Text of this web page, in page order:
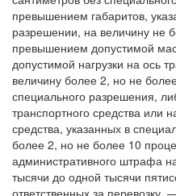
превышением габаритов,
разрешении, на величину не
превышением допустимой
допустимой нагрузки на ось
величину более 2, но не
специального разрешения,
транспортного средства или
средства, указанных в
более 2, но не более 10
административного штрафа
тысячи до одной тысячи
ответственных за перевозку,